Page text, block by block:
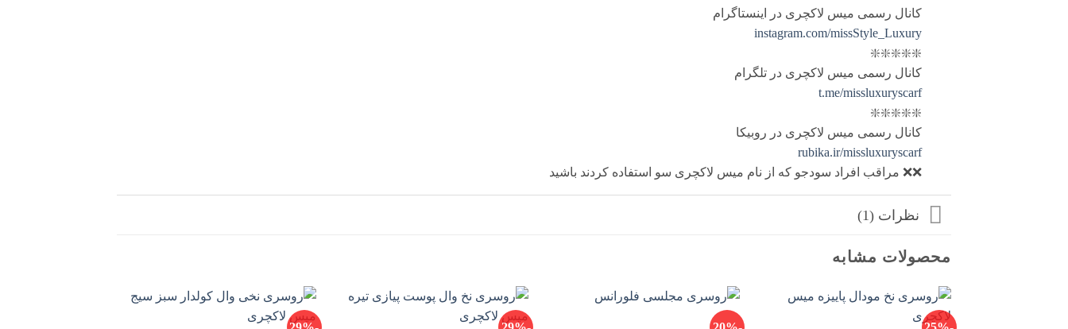
کانال رسمی میس لاکچری در اینستاگرام
instagram.com/missStyle_Luxury
❇️❇️❇️❇️❇️
کانال رسمی میس لاکچری در تلگرام
t.me/missluxuryscarf
❇️❇️❇️❇️❇️
کانال رسمی میس لاکچری در روبیکا
rubika.ir/missluxuryscarf
❌❌ مراقب افراد سودجو که از نام میس لاکچری سو استفاده کردند باشید
نظرات (1)
محصولات مشابه